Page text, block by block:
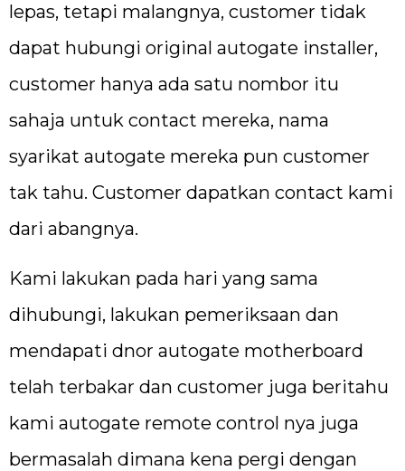
lepas, tetapi malangnya, customer tidak
dapat hubungi original autogate installer,
customer hanya ada satu nombor itu
sahaja untuk contact mereka, nama
syarikat autogate mereka pun customer
tak tahu. Customer dapatkan contact kami
dari abangnya.
Kami lakukan pada hari yang sama
dihubungi, lakukan pemeriksaan dan
mendapati dnor autogate motherboard
telah terbakar dan customer juga beritahu
kami autogate remote control nya juga
bermasalah dimana kena pergi dengan